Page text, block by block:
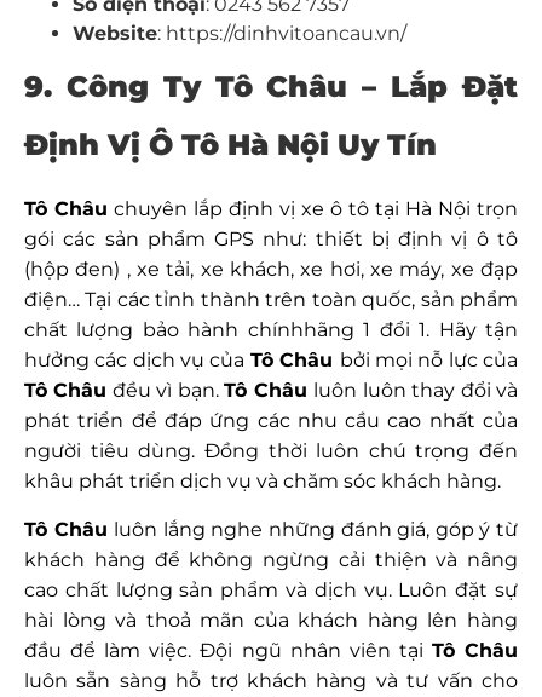
Website: https://dinhvitoancau.vn/
9. Công Ty Tô Châu – Lắp Đặt
Định Vị Ô Tô Hà Nội Uy Tín
Tô Châu chuyên lắp định vị xe ô tô tại Hà Nội trọn
gói các sản phẩm GPS như: thiết bị định vị ô tô
(hộp đen) , xe tải, xe khách, xe hơi, xe máy, xe đạp
điện… Tại các tỉnh thành trên toàn quốc, sản phẩm
chất lượng bảo hành chínhhãng 1 đổi 1. Hãy tận
hưởng các dịch vụ của Tô Châu bởi mọi nỗ lực của
Tô Châu đều vì bạn.Tô Châu luôn luôn thay đổi và
phát triển để đáp ứng các nhu cầu cao nhất của
người tiêu dùng. Đồng thời luôn chú trọng đến
khâu phát triển dịch vụ và chăm sóc khách hàng.
Tô Châu luôn lắng nghe những đánh giá, góp ý từ
khách hàng để không ngừng cải thiện và nâng
cao chất lượng sản phẩm và dịch vụ. Luôn đặt sự
hài lòng và thoả mãn của khách hàng lên hàng
đầu để làm việc. Đội ngũ nhân viên tại Tô Châu
luôn sẵn sàng hỗ trợ khách hàng và tư vấn cho